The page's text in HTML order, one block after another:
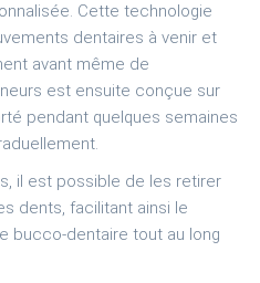
Cette technologie
dentaires à venir et
avant même de
est ensuite conçue sur
pendant quelques semaines
il est possible de les retirer
dents, facilitant ainsi le
bucco-dentaire tout au long